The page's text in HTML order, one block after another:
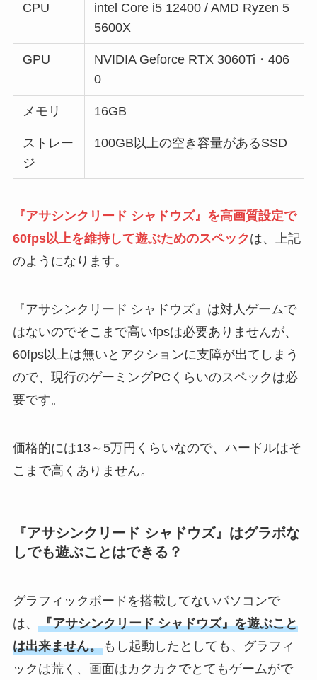
CPU
intel Core i5 12400 / AMD Ryzen 5
5600X
GPU
NVIDIA Geforce RTX 3060Ti・406
0
メモリ 16GB
ストレー
ジ
100GB以上の空き容量があるSSD
『アサシンクリード シャドウズ』を高画質設定で
60fps以上を維持して遊ぶためのスペックは、上記
のようになります。
『アサシンクリード シャドウズ』は対人ゲームで
はないのでそこまで高いfpsは必要ありませんが、
60fps以上は無いとアクションに支障が出てしまう
ので、現行のゲーミングPCくらいのスペックは必
要です。
価格的には13～5万円くらいなので、ハードルはそ
こまで高くありません。
『アサシンクリード シャドウズ』はグラボな
しでも遊ぶことはできる？
グラフィックボードを搭載してないパソコンで
は、 『アサシンクリード シャドウズ』を遊ぶこと
は出来ません。もし起動したとしても、グラフィ
ックは荒く、画面はカクカクでとてもゲームがで